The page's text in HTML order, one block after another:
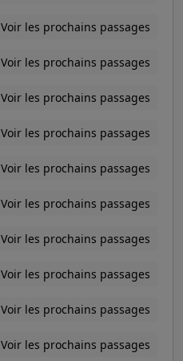
Voir les prochains passages
Voir les prochains passages
Voir les prochains passages
Voir les prochains passages
Voir les prochains passages
Voir les prochains passages
Voir les prochains passages
Voir les prochains passages
Voir les prochains passages
Voir les prochains passages